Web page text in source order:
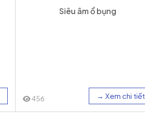
Siêu âm ổ bụng
456 → Xem chi tiết